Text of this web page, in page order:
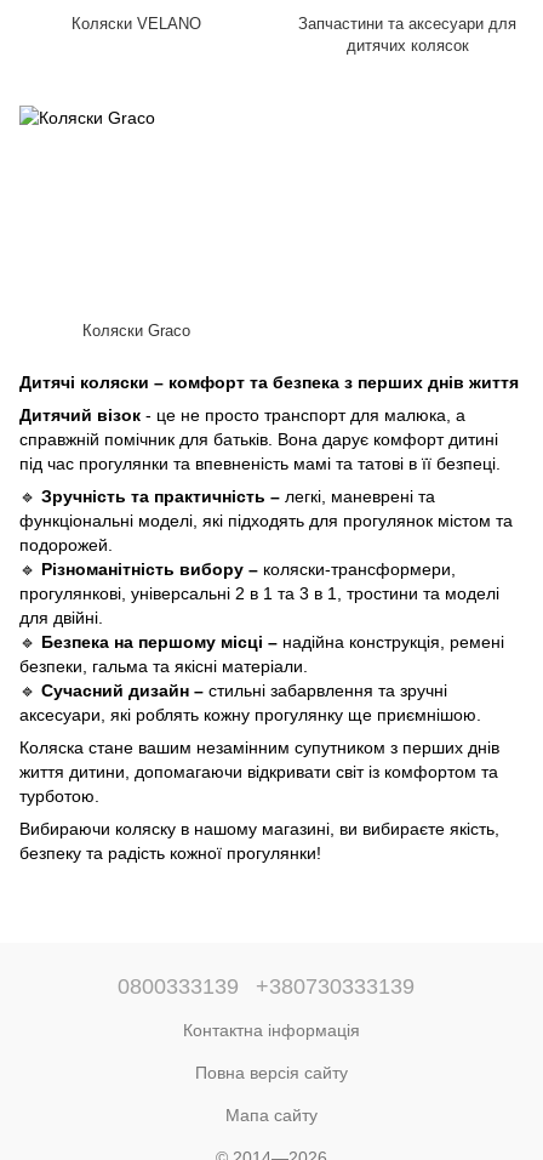
Дитячі коляски – комфорт та безпека з перших днів життя
Дитячий візок - це не просто транспорт для малюка, а
справжній помічник для батьків. Вона дарує комфорт дитині
під час прогулянки та впевненість мамі та татові в її безпеці.
🔹 Зручність та практичність – легкі, маневрені та
функціональні моделі, які підходять для прогулянок містом та
подорожей.
🔹 Різноманітність вибору – коляски-трансформери,
прогулянкові, універсальні 2 в 1 та 3 в 1, тростини та моделі
для двійні.
🔹 Безпека на першому місці – надійна конструкція, ремені
безпеки, гальма та якісні матеріали.
🔹 Сучасний дизайн – стильні забарвлення та зручні
аксесуари, які роблять кожну прогулянку ще приємнішою.
Коляска стане вашим незамінним супутником з перших днів
життя дитини, допомагаючи відкривати світ із комфортом та
турботою.
Вибираючи коляску в нашому магазині, ви вибираєте якість,
безпеку та радість кожної прогулянки!
Коляски VELANO
Запчастини та аксесуари для
дитячих колясок
Коляски Graco
0800333139 +380730333139
Контактна інформація
Повна версія сайту
Мапа сайту